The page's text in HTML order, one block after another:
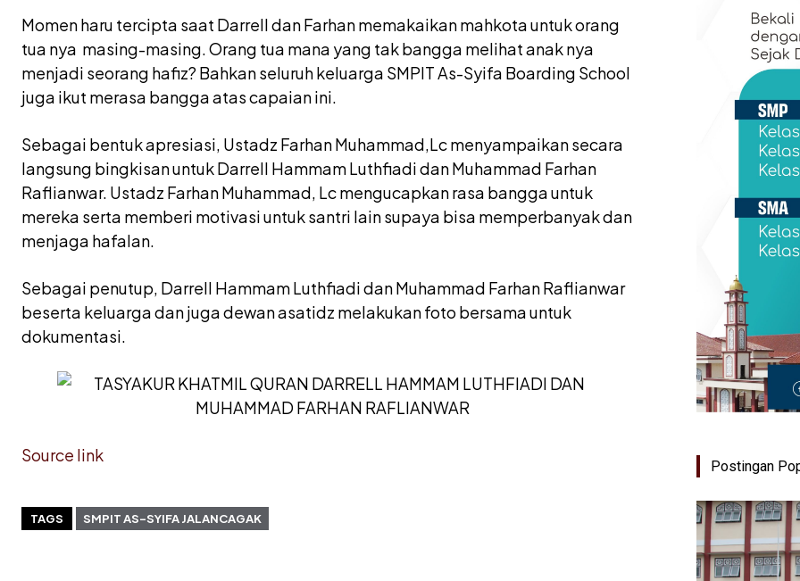
Momen haru tercipta saat Darrell dan Farhan memakaikan mahkota untuk orang
tua nya masing-masing. Orang tua mana yang tak bangga melihat anak nya
menjadi seorang hafiz? Bahkan seluruh keluarga SMPIT As-Syifa Boarding School
juga ikut merasa bangga atas capaian ini.
Sebagai bentuk apresiasi, Ustadz Farhan Muhammad,Lc menyampaikan secara
langsung bingkisan untuk Darrell Hammam Luthfiadi dan Muhammad Farhan
Raflianwar. Ustadz Farhan Muhammad, Lc mengucapkan rasa bangga untuk
mereka serta memberi motivasi untuk santri lain supaya bisa memperbanyak dan
menjaga hafalan.
Sebagai penutup, Darrell Hammam Luthfiadi dan Muhammad Farhan Raflianwar
beserta keluarga dan juga dewan asatidz melakukan foto bersama untuk
dokumentasi.
Source link
TAGS SMPIT AS-SYIFA JALANCAGAK
Postingan